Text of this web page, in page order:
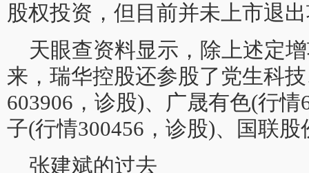
股权投资，但目前并未上市退
天眼查资料显示，除上述定
来，瑞华控股还参股了党生科
603906，诊股)、广晟有色(行
子(行情300456，诊股)、国联股
张建斌的过去